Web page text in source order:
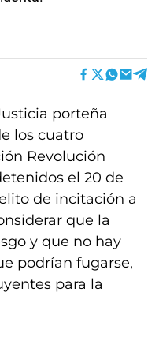
porteña
los cuatro
Revolución
el 20 de
de incitación a
que la
y que no hay
podrían fugarse,
para la